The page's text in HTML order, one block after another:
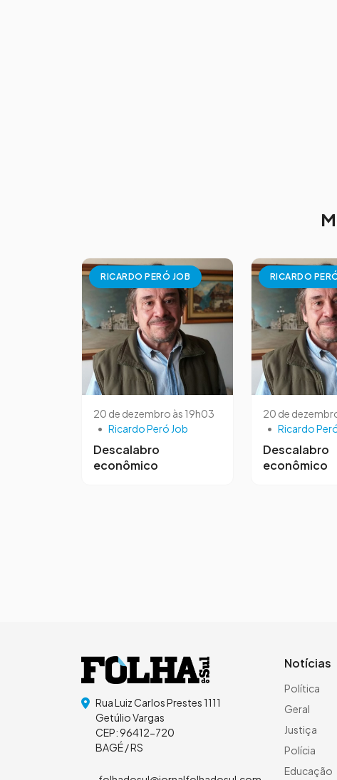
RICARDO PERÓ JOB
20 de dezembro às 19h03
• Ricardo Peró Job
Descalabro
econômico
RICARDO
20 de
• Ricardo
Descalabro
econômico
Rua Luiz Carlos Prestes 1111
Getúlio Vargas
CEP: 96412-720
BAGÉ / RS
Notícias
Política
Geral
Justiça
Polícia
Educação